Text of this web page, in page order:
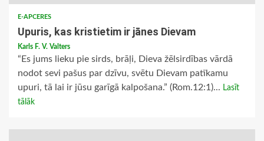
E-APCERES
Upuris, kas kristietim ir jānes Dievam
Karls F. V. Valters
“Es jums lieku pie sirds, brāļi, Dieva žēlsirdības vārdā
nodot sevi pašus par dzīvu, svētu Dievam patīkamu
upuri, tā lai ir jūsu garīgā kalpošana.” (Rom.12:1)... Lasīt
tālāk